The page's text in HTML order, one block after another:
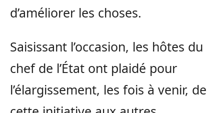
d’améliorer les choses.
Saisissant l’occasion, les hôtes du
chef de l’État ont plaidé pour
l’élargissement, les fois à venir, de